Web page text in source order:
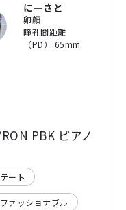
にーさと
卵顔
瞳孔間距離
（PD）:65mm
PBK ピアノ
ート
ファッショナブル